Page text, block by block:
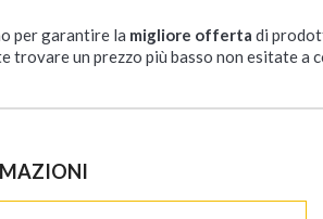
per garantire la migliore offerta di
trovare un prezzo più basso non esitate a